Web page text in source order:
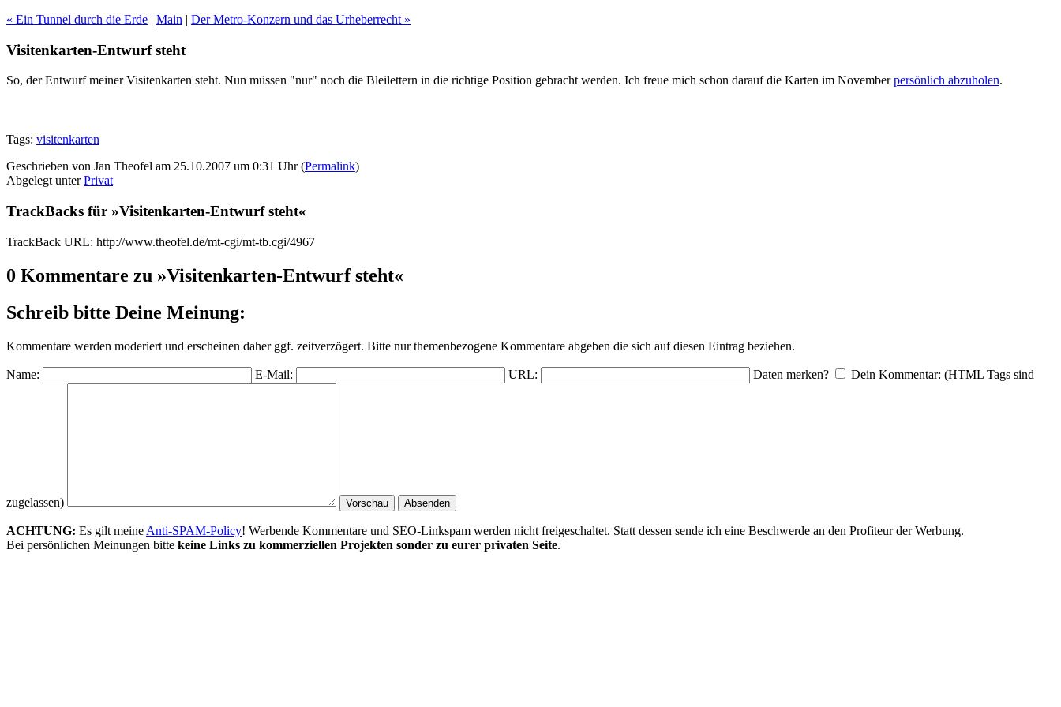
« Ein Tunnel durch die Erde | Main | Der Metro-Konzern und das Urheberrecht »
Visitenkarten-Entwurf steht
So, der Entwurf meiner Visitenkarten steht. Nun müssen "nur" noch die Bleilettern in die richtige Position gebracht werden. Ich freue mich schon darauf die Karten im Novemberpersönlich abzuholen.
Tags: visitenkarten
Geschrieben von Jan Theofel am 25.10.2007 um 0:31 Uhr (Permalink)
Abgelegt unterPrivat
TrackBacks für »Visitenkarten-Entwurf steht«
TrackBack URL: http://www.theofel.de/mt-cgi/mt-tb.cgi/4967
0 Kommentare zu »Visitenkarten-Entwurf steht«
Schreib bitte Deine Meinung:
Kommentare werden moderiert und erscheinen daher ggf. zeitverzögert. Bitte nur themenbezogene Kommentare abgeben die sich auf diesen Eintrag beziehen.
Name: E-Mail: URL: Daten merken? Dein Kommentar: (HTML Tags sind
zugelassen)
ACHTUNG: Es gilt meine Anti-SPAM-Policy! Werbende Kommentare und SEO-Linkspam werden nicht freigeschaltet. Statt dessen sende ich eine Beschwerde an den Profiteur der Werbung.
Bei persönlichen Meinungen bitte keine Links zu kommerziellen Projekten sonder zu eurer privaten Seite.